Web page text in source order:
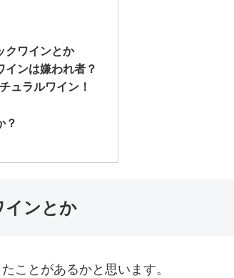
クワインとか
インは嫌われ者？
ュラルワイン！
？
インとか
ことがあるかと思います。